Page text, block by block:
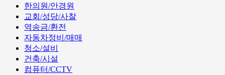
한의원/안경원
교회/성당/사찰
역송금/환전
자동차정비/매매
청소/설비
건축/시설
컴퓨터/CCTV